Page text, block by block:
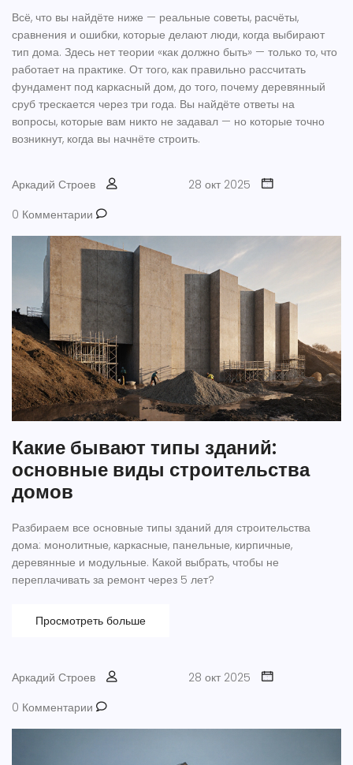
Всё, что вы найдёте ниже — реальные советы, расчёты,
сравнения и ошибки, которые делают люди, когда выбирают
тип дома. Здесь нет теории «как должно быть» — только то, что
работает на практике. От того, как правильно рассчитать
фундамент под каркасный дом, до того, почему деревянный
сруб трескается через три года. Вы найдёте ответы на
вопросы, которые вам никто не задавал — но которые точно
возникнут, когда вы начнёте строить.
Аркадий Строев
28 окт 2025
0 Комментарии
Какие бывают типы зданий:
основные виды строительства
домов
Разбираем все основные типы зданий для строительства
дома: монолитные, каркасные, панельные, кирпичные,
деревянные и модульные. Какой выбрать, чтобы не
переплачивать за ремонт через 5 лет?
Просмотреть больше
Аркадий Строев
28 окт 2025
0 Комментарии